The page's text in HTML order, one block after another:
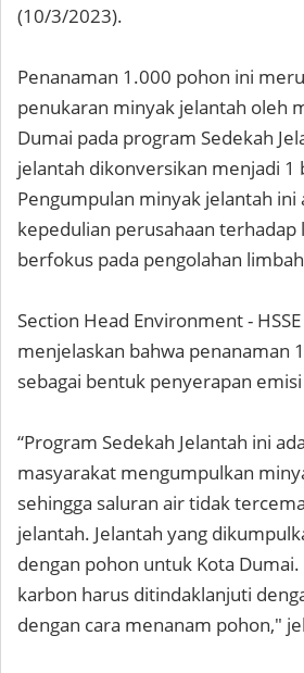
(10/3/2023).
Penanaman 1.000 pohon ini
penukaran minyak jelantah oleh
Dumai pada program Sedekah
jelantah dikonversikan menjadi 1
Pengumpulan minyak jelantah ini
kepedulian perusahaan terhadap
berfokus pada pengolahan
Section Head Environment -
menjelaskan bahwa penanaman
sebagai bentuk penyerapan
“Program Sedekah Jelantah ini
masyarakat mengumpulkan
sehingga saluran air tidak
jelantah. Jelantah yang
dengan pohon untuk Kota
karbon harus ditindaklanjuti
dengan cara menanam pohon,"